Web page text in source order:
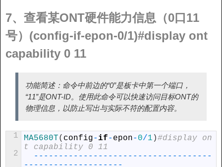
7、查看某ONT硬件能力信息（0口11
号）(config-if-epon-0/1)#display ont
capability 0 11
功能简述：命令中前边的“0”是板卡中第一个端口，
“11”是ONT-ID。使用此命令可以快速访问目标ONT的
物理信息，以防止写出与实际不符的配置内容。
1
2
MA5680T( config- if- epon- 0/1 )#display on
t capability 0 11
-- -- -- -- -- -- -- -- -- -- -- -- -- -- -- -- -- --
-- -- -- -- -- -- -- -- -- --